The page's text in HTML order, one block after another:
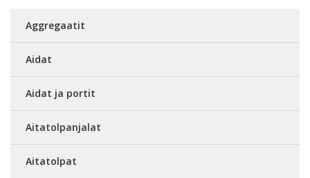
Aggregaatit
Aidat
Aidat ja portit
Aitatolpanjalat
Aitatolpat